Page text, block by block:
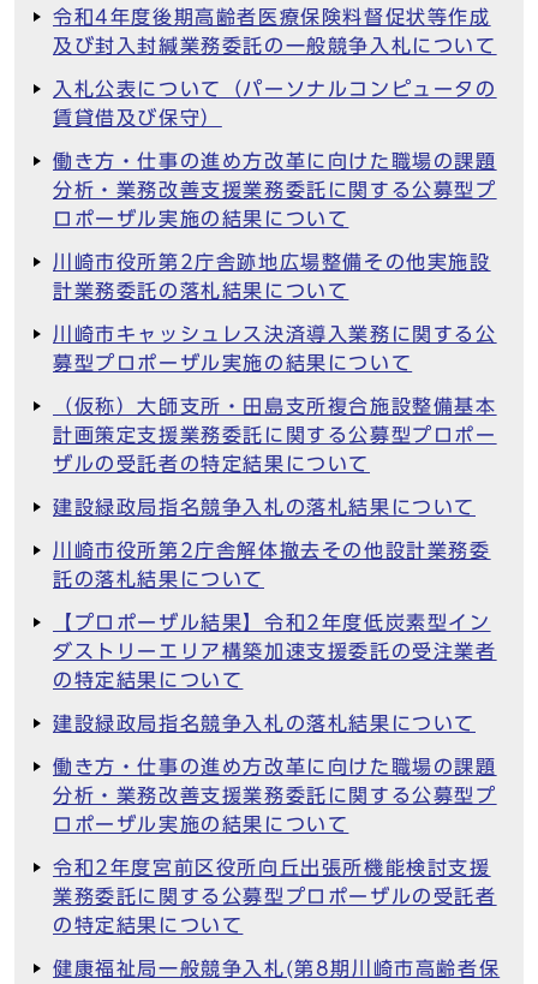
令和4年度後期高齢者医療保険料督促状等作成
及び封入封緘業務委託の一般競争入札について
入札公表について（パーソナルコンピュータの
賃貸借及び保守）
働き方・仕事の進め方改革に向けた職場の課題
分析・業務改善支援業務委託に関する公募型プ
ロポーザル実施の結果について
川崎市役所第2庁舎跡地広場整備その他実施設
計業務委託の落札結果について
川崎市キャッシュレス決済導入業務に関する公
募型プロポーザル実施の結果について
（仮称）大師支所・田島支所複合施設整備基本
計画策定支援業務委託に関する公募型プロポー
ザルの受託者の特定結果について
建設緑政局指名競争入札の落札結果について
川崎市役所第2庁舎解体撤去その他設計業務委
託の落札結果について
【プロポーザル結果】令和2年度低炭素型イン
ダストリーエリア構築加速支援委託の受注業者
の特定結果について
建設緑政局指名競争入札の落札結果について
働き方・仕事の進め方改革に向けた職場の課題
分析・業務改善支援業務委託に関する公募型プ
ロポーザル実施の結果について
令和2年度宮前区役所向丘出張所機能検討支援
業務委託に関する公募型プロポーザルの受託者
の特定結果について
健康福祉局一般競争入札(第8期川崎市高齢者保